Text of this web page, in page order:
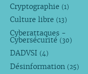
Cryptographie (1)
Culture libre (13)
Cyberattaques -
Cybersécurité (30)
DADVSI (4)
Désinformation (25)